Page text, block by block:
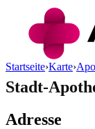
Startseite›Karte›
Stadt-
Adresse
Cannabis